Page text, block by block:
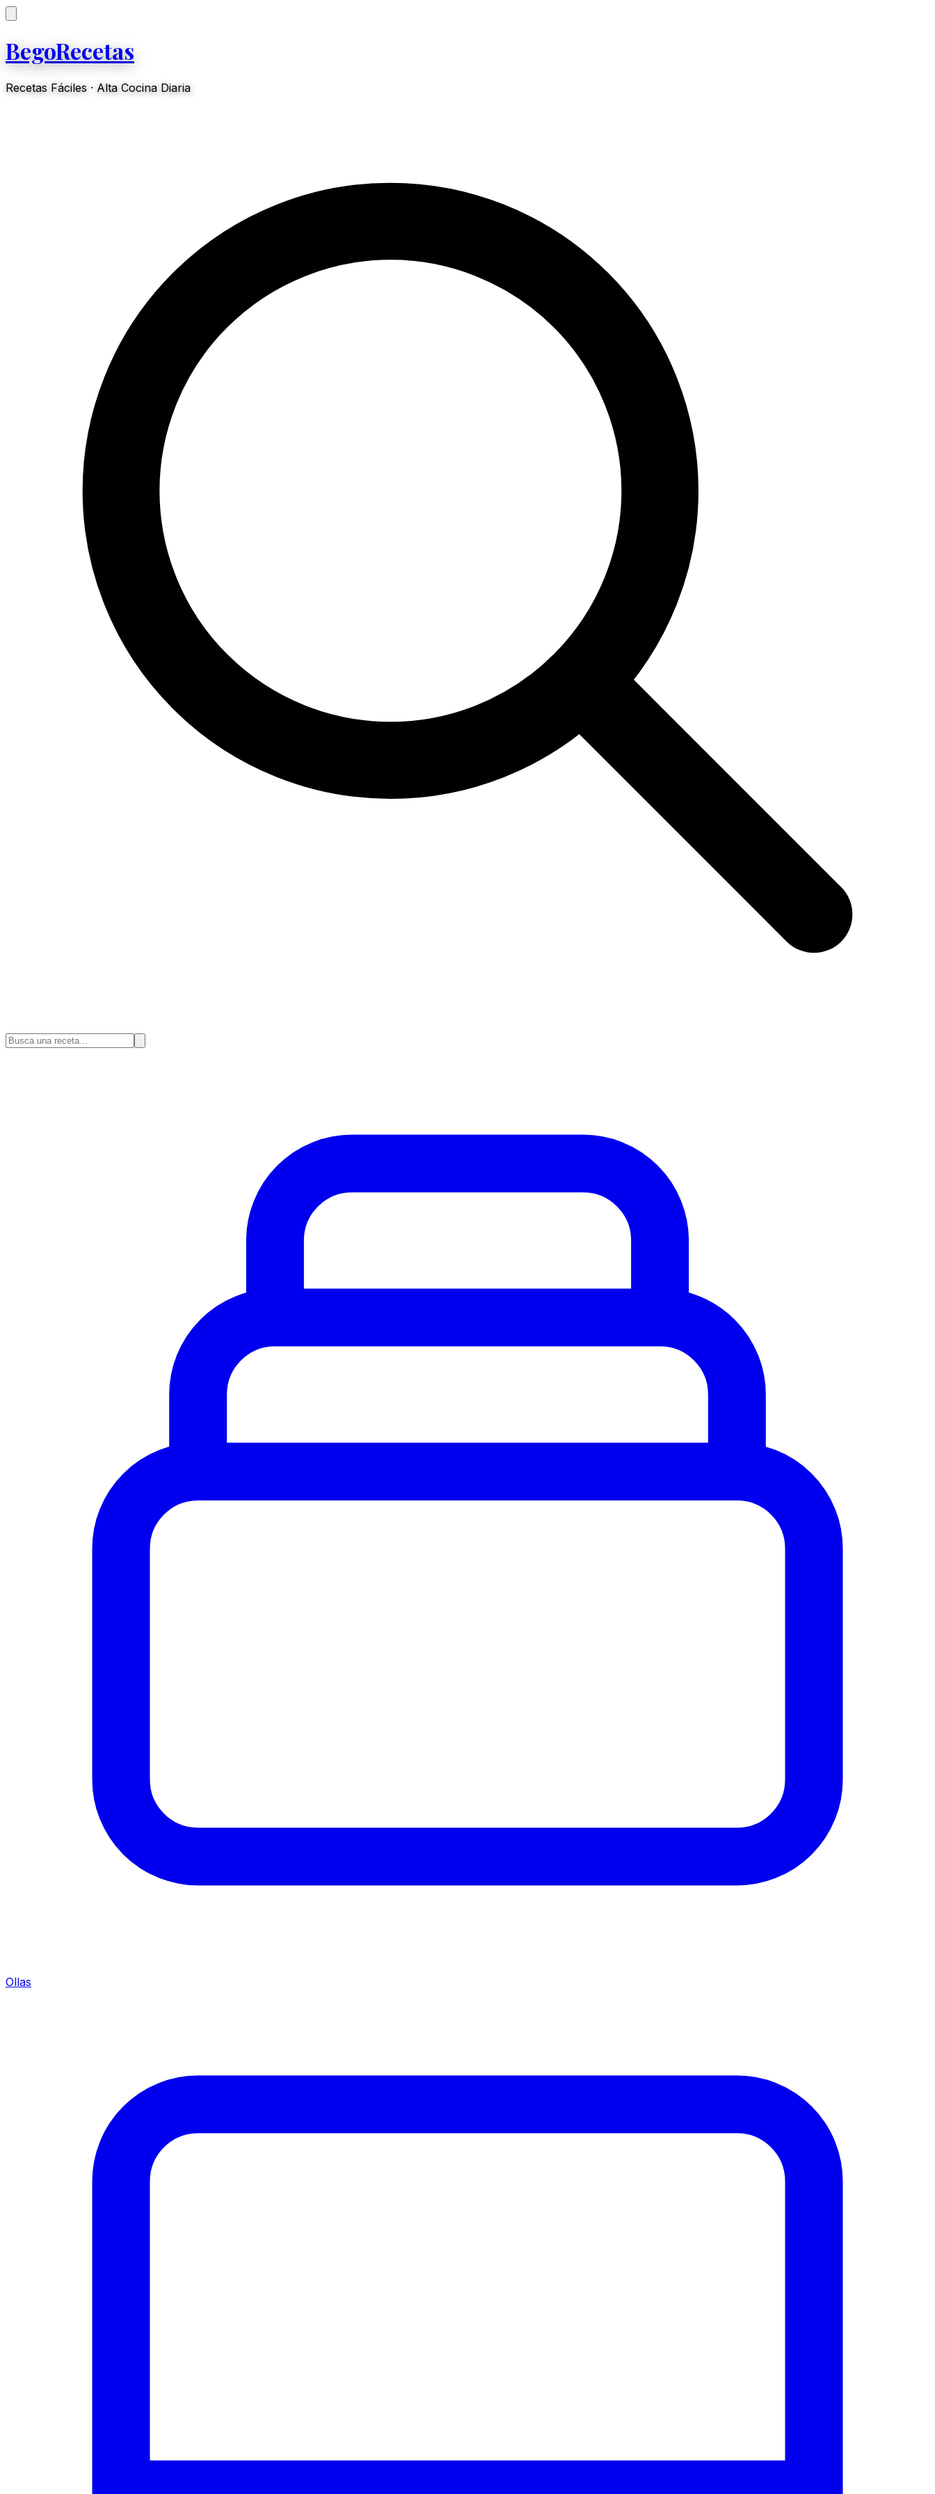
BegoRecetas
Recetas Fáciles · Alta Cocina Diaria
Ollas